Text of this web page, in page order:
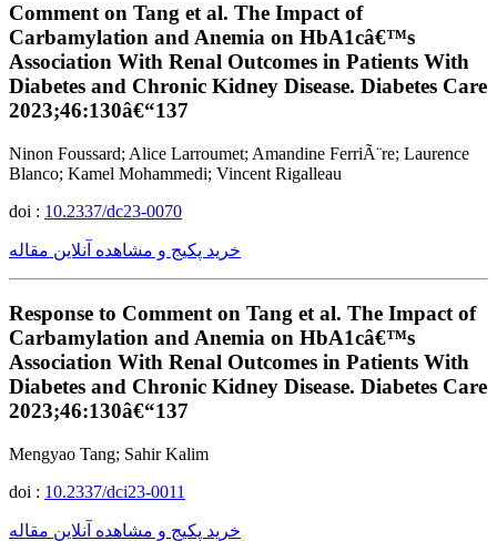
Comment on Tang et al. The Impact of
Carbamylation and Anemia on HbA1câ€™s
Association With Renal Outcomes in Patients With
Diabetes and Chronic Kidney Disease. Diabetes Care
2023;46:130â€“137
Ninon Foussard; Alice Larroumet; Amandine FerriÃ¨re; Laurence
Blanco; Kamel Mohammedi; Vincent Rigalleau
doi : 10.2337/dc23-0070
خرید پکیج و مشاهده آنلاین مقاله
Response to Comment on Tang et al. The Impact of
Carbamylation and Anemia on HbA1câ€™s
Association With Renal Outcomes in Patients With
Diabetes and Chronic Kidney Disease. Diabetes Care
2023;46:130â€“137
Mengyao Tang; Sahir Kalim
doi : 10.2337/dci23-0011
خرید پکیج و مشاهده آنلاین مقاله